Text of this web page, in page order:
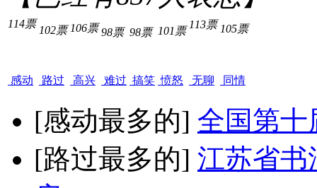
114票
感动
102票
路过
106票
高兴
98票
难过
98票
搞笑
101票
愤怒
113票
无聊
105票
同情
[感动最多的] 全国第十
[路过最多的] 江苏省书